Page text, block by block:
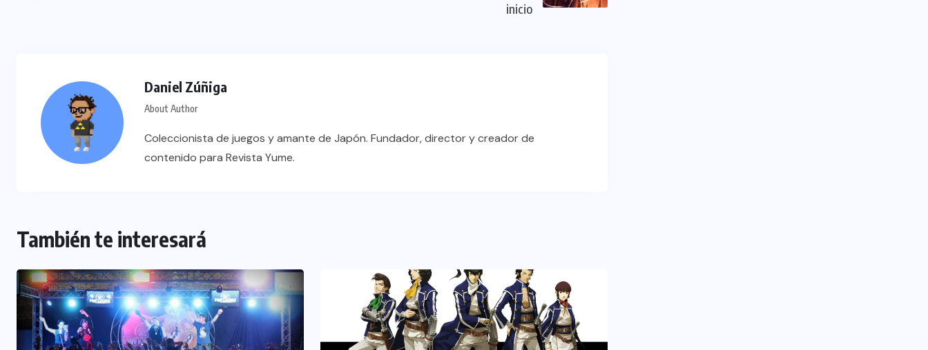
inicio
Daniel Zúñiga
About Author
Coleccionista de juegos y amante de Japón. Fundador, director y creador de
contenido para Revista Yume.
También te interesará